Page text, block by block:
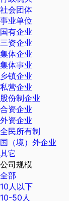
社会团体
事业单位
国有企业
三资企业
集体企业
集体事业
乡镇企业
私营企业
股份制企业
合资企业
外资企业
全民所有制
国（境）外企业
其它
公司规模
全部
10人以下
10-50人